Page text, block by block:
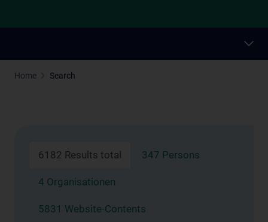
Home Search
6182 Results total 347 Persons
4 Organisationen
5831 Website-Contents